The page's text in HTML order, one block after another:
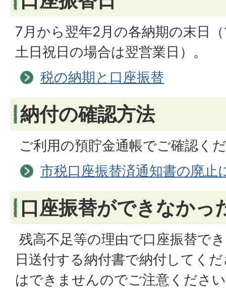
7月から翌年2月の各納期の末日
土日祝日の場合は翌営業日）。
税の納期と口座振替
納付の確認方法
ご利用の預貯金通帳でご確認く
市税口座振替済通知書の廃止
口座振替ができなかっ
残高不足等の理由で口座振替で
日送付する納付書で納付してく
はできませんのでご注意くださ